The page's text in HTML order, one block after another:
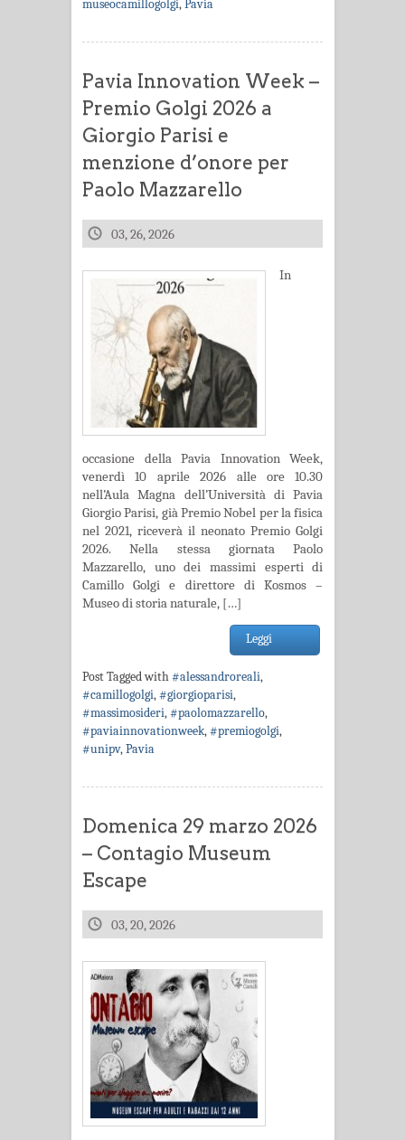
museocamillogolgi,Pavia
Pavia Innovation Week –
Premio Golgi 2026 a
Giorgio Parisi e
menzione d’onore per
Paolo Mazzarello
03, 26, 2026
In
occasione della Pavia Innovation Week,
venerdì 10 aprile 2026 alle ore 10.30
nell’Aula Magna dell’Università di Pavia
Giorgio Parisi, già Premio Nobel per la fisica
nel 2021, riceverà il neonato Premio Golgi
2026. Nella stessa giornata Paolo
Mazzarello, uno dei massimi esperti di
Camillo Golgi e direttore di Kosmos –
Museo di storia naturale, […]
Leggi
Post Tagged with#alessandroreali,
#camillogolgi,#giorgioparisi,
#massimosideri,#paolomazzarello,
#paviainnovationweek,#premiogolgi,
#unipv,Pavia
Domenica 29 marzo 2026
– Contagio Museum
Escape
03, 20, 2026